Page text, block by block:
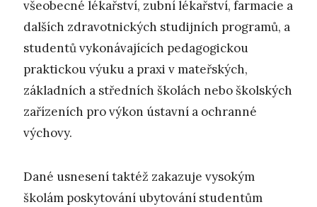
všeobecné lékařství, zubní lékařství, farmacie a
dalších zdravotnických studijních programů, a
studentů vykonávajících pedagogickou
praktickou výuku a praxi v mateřských,
základních a středních školách nebo školských
zařízeních pro výkon ústavní a ochranné
výchovy.
Dané usnesení taktéž zakazuje vysokým
školám poskytování ubytování studentům